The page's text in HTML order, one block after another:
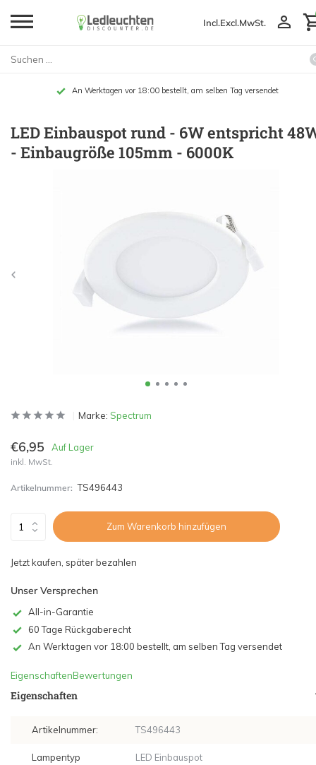
Incl.Excl.MwSt.
An Werktagen vor 18:00 bestellt, am selben Tag versendet
LED Einbauspot rund - 6W entspricht
- Einbaugröße 105mm - 6000K
Marke: Spectrum
€6,95 Auf Lager
inkl. MwSt.
Artikelnummer: TS496443
Zum Warenkorb hinzufügen
Jetzt kaufen, später bezahlen
Unser Versprechen
All-in-Garantie
60 Tage Rückgaberecht
An Werktagen vor 18:00 bestellt, am selben Tag versendet
EigenschaftenBewertungen
Eigenschaften
Artikelnummer: TS496443
Lampentyp LED Einbauspot